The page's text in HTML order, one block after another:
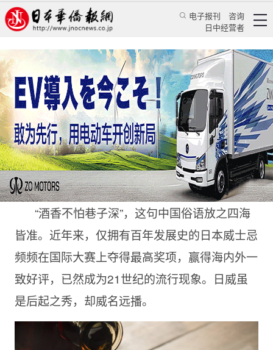
电子报刊
咨询
日中经营者
大器晚成威名远播，日威渴望走入中国市场
蒋丰、翁道逵 华人新闻 经贸活动
日本华侨报 2022/8/12 13:28:17
“酒香不怕巷子深”，这句中国俗语放之四海
皆准。近年来，仅拥有百年发展史的日本威士忌
频频在国际大赛上夺得最高奖项，赢得海内外一
致好评，已然成为21世纪的流行现象。日威虽
是后起之秀，却威名远播。